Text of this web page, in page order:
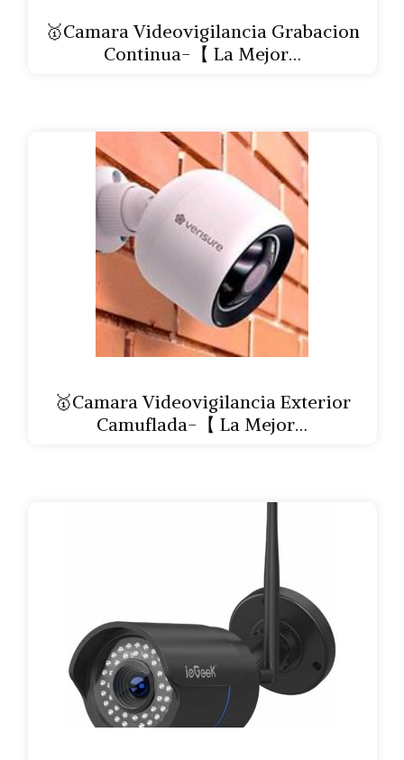
🥇Camara Videovigilancia Grabacion
Continua-【 La Mejor…
🥇Camara Videovigilancia Exterior
Camuflada-【 La Mejor…